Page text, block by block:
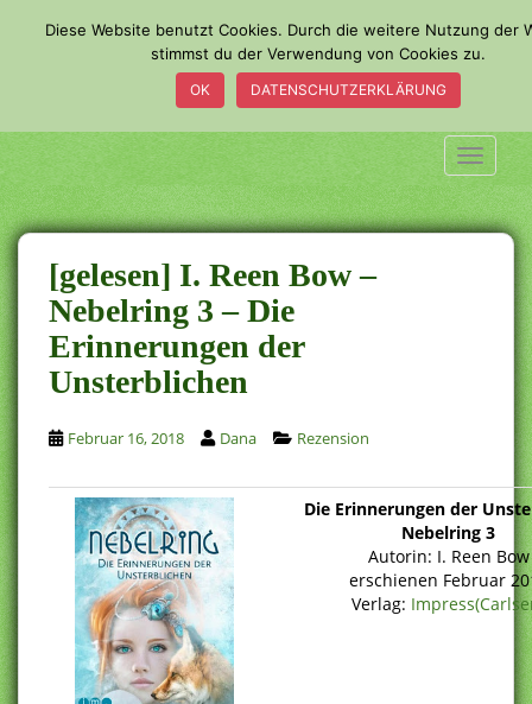
m
a
i
n
c
o
n
t
e
n
t
[gelesen] I. Reen Bow –
Nebelring 3 – Die
Erinnerungen der
Unsterblichen
Februar 16, 2018 Dana Rezension
Die Erinnerungen der
Nebelring 3
Autorin: I. Reen Bow
erschienen Februar
Verlag:
Diese Website benutzt Cookies. Durch die weitere Nutzung der
stimmst du der Verwendung von Cookies zu.
OK DATENSCHUTZERKLÄRUNG